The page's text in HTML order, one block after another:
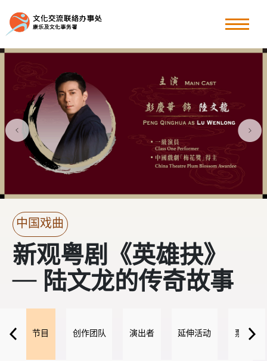
粤港澳大湾区
香港周
其他文化交流节目
最新消息
关于我们
其他
中国戏曲
新观粤剧《英雄抉》─ 陆文龙的
新观粤剧《英雄抉》
─ 陆文龙的传奇故事
节目 创作团队 演出者 延伸活动 票务及